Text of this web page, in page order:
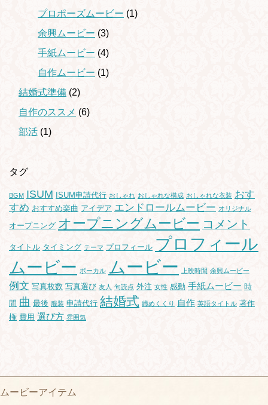
プロポーズムービー (1)
余興ムービー (3)
手紙ムービー (4)
自作ムービー (1)
結婚式準備 (2)
自作のススメ (6)
部活 (1)
タグ
BGM ISUM ISUM申請代行 おしゃれ おしゃれな構成 おしゃれな衣装 おす
すめ おすすめ楽曲 アイデア エンドロールムービー オリジナル
オープニング オープニングムービー コメント
タイトル タイミング テーマ プロフィール プロフィール
ムービー ボーカル ムービー 上映時間 余興ムービー
例文 写真枚数 写真選び 友人 句読点 外注 女性 感動 手紙ムービー 時
間 曲 最後 服装 申請代行 結婚式 締めくくり 自作 英語タイトル 著作
権 費用 選び方 雰囲気
ムービーアイテム